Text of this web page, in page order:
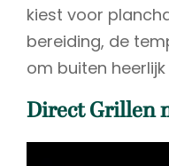
kiest voor
bereiding, de
om buiten heerlijk
Direct Grillen